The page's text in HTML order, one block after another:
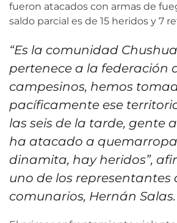
fueron atacados con armas de
saldo parcial es de 15 heridos y 7
“Es la comunidad
pertenece a la federación
campesinos, hemos
pacíficamente ese
las seis de la tarde, gente
ha atacado a
dinamita, hay heridos”,
uno de los representantes
comunarios, Hernán Salas.